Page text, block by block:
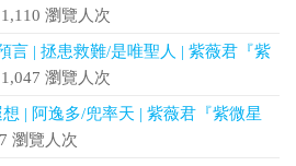
瀏覽人次
言 | 拯患救難/是唯聖人 | 紫薇君『紫
瀏覽人次
| 阿逸多/兜率天 | 紫薇君『紫微星
瀏覽人次